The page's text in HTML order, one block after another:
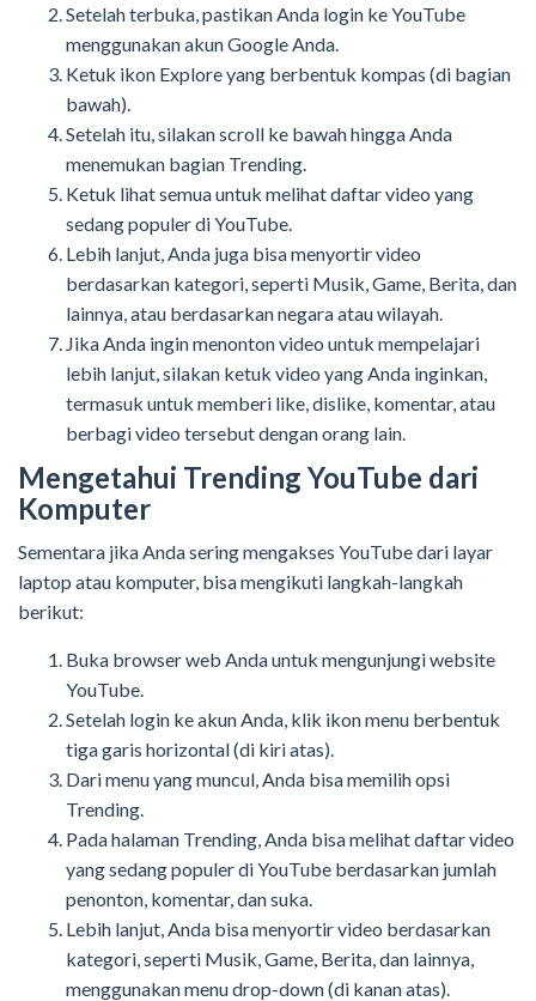
Setelah terbuka, pastikan Anda login ke YouTube
menggunakan akun Google Anda.
Ketuk ikon Explore yang berbentuk kompas (di bagian
bawah).
Setelah itu, silakan scroll ke bawah hingga Anda
menemukan bagian Trending.
Ketuk lihat semua untuk melihat daftar video yang
sedang populer di YouTube.
Lebih lanjut, Anda juga bisa menyortir video
berdasarkan kategori, seperti Musik, Game, Berita, dan
lainnya, atau berdasarkan negara atau wilayah.
Jika Anda ingin menonton video untuk mempelajari
lebih lanjut, silakan ketuk video yang Anda inginkan,
termasuk untuk memberi like, dislike, komentar, atau
berbagi video tersebut dengan orang lain.
Mengetahui Trending YouTube dari
Komputer
Sementara jika Anda sering mengakses YouTube dari layar
laptop atau komputer, bisa mengikuti langkah-langkah
berikut:
Buka browser web Anda untuk mengunjungi website
YouTube.
Setelah login ke akun Anda, klik ikon menu berbentuk
tiga garis horizontal (di kiri atas).
Dari menu yang muncul, Anda bisa memilih opsi
Trending.
Pada halaman Trending, Anda bisa melihat daftar video
yang sedang populer di YouTube berdasarkan jumlah
penonton, komentar, dan suka.
Lebih lanjut, Anda bisa menyortir video berdasarkan
kategori, seperti Musik, Game, Berita, dan lainnya,
menggunakan menu drop-down (di kanan atas).